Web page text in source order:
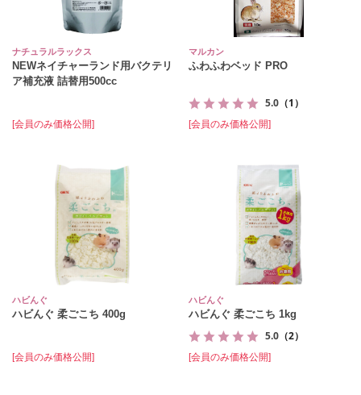
ナチュラルラックス
NEWネイチャーランド用バクテリ
ア補充液 詰替用500cc
[会員のみ価格公開]
マルカン
ふわふわベッド PRO
5.0 （1）
[会員のみ価格公開]
ハビんぐ
ハビんぐ 柔ごこち 400g
[会員のみ価格公開]
ハビんぐ
ハビんぐ 柔ごこち 1kg
5.0 （2）
[会員のみ価格公開]